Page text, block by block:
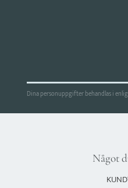
Dina personuppgifter behandlas i
Något